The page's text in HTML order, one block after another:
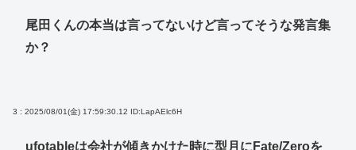
尾田くんの本当は言ってないけど言ってそうな発言集
か？
3 : 2025/08/01(金) 17:59:30.12 ID:LapAElc6H
ufotableは会社が傾きかけた時に型月にFate/Zeroを